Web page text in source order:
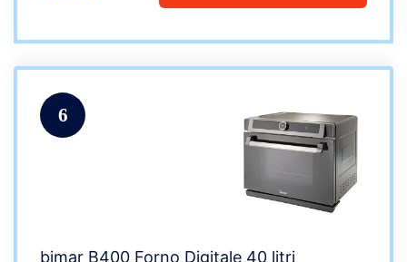
6
bimar B400 Forno Digitale 40 litri